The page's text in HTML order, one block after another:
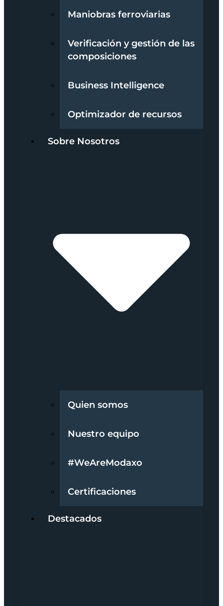
Maniobras ferroviarias
Verificación y gestión de las
composiciones
Business Intelligence
Optimizador de recursos
Sobre Nosotros
Quien somos
Nuestro equipo
#WeAreModaxo
Certificaciones
Destacados